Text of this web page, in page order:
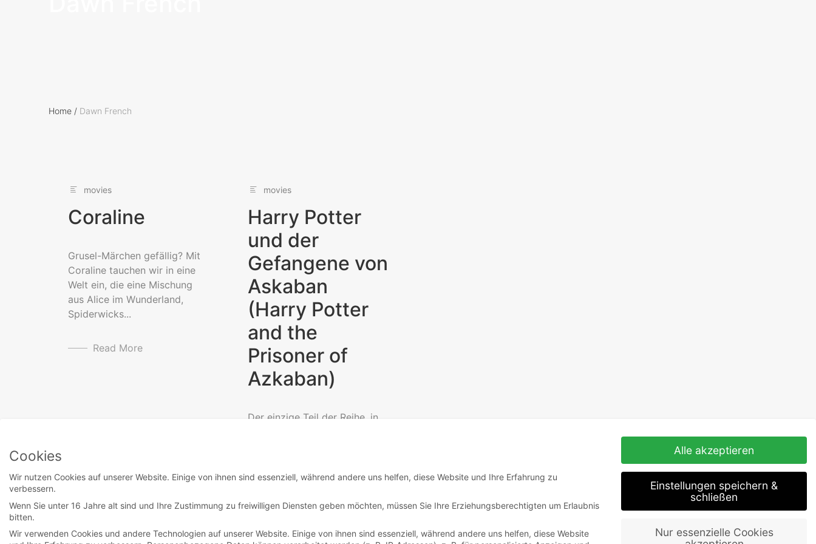
Home / Dawn French
movies
Coraline
Grusel-Märchen gefällig? Mit
Coraline tauchen wir in eine
Welt ein, die eine Mischung
aus Alice im Wunderland,
Spiderwicks...
Read More
movies
Harry Potter
und der
Gefangene von
Askaban
(Harry Potter
and the
Prisoner of
Azkaban)
Der einzige Teil der Reihe, in
Cookies
Wir nutzen Cookies auf unserer Website. Einige von ihnen sind essenziell, während andere uns helfen, diese Website und Ihre Erfahrung zu
verbessern.
Wenn Sie unter 16 Jahre alt sind und Ihre Zustimmung zu freiwilligen Diensten geben möchten, müssen Sie Ihre Erziehungsberechtigten um Erlaubnis
bitten.
Wir verwenden Cookies und andere Technologien auf unserer Website. Einige von ihnen sind essenziell, während andere uns helfen, diese Website
Alle akzeptieren
Einstellungen speichern &
schließen
Nur essenzielle Cookies